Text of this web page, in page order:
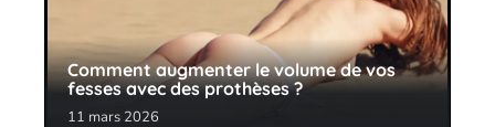
Comment augmenter le volume de vos
fesses avec des prothèses ?
11 mars 2026